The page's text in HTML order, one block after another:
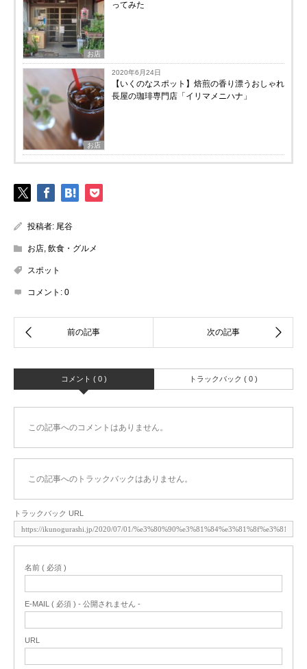
お店
ってみた
お店
2020年6月24日
【いくのなスポット】焙煎の香り漂うおしゃれ
長屋の珈琲専門店「イリマメニハナ」
投稿者: 尾谷
お店 飲食・グルメ
スポット
コメント: 0
コメント ( 0 ) トラックバック ( 0 )
この記事へのコメントはありません。
この記事へのトラックバックはありません。
トラックバック URL
名前 ( 必須 )
E-MAIL ( 必須 ) - 公開されません -
URL